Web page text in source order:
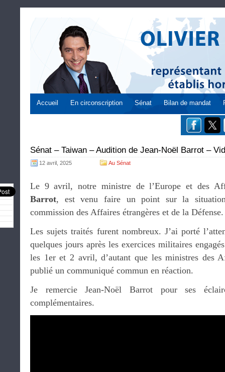
Accueil En circonscription Sénat Bilan de mandat
Sénat – Taiwan – Audition de Jean-Noël Barrot –
12 avril, 2025 Au Sénat
Le 9 avril, notre ministre de l’Europe et des
Barrot, est venu faire un point sur la
commission des Affaires étrangères et de la Défense.
Les sujets traités furent nombreux. J’ai porté
quelques jours après les exercices militaires
les 1er et 2 avril, d’autant que les ministres des
publié un communiqué commun en réaction.
Je remercie Jean-Noël Barrot pour ses
complémentaires.